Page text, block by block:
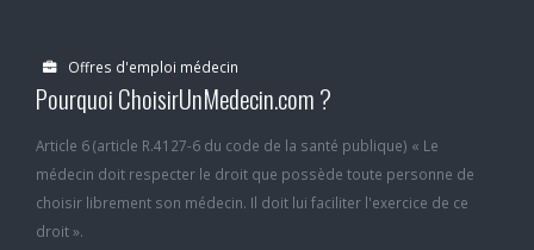
Offres d'emploi médecin
Pourquoi ChoisirUnMedecin.com ?
Article 6 (article R.4127-6 du code de la santé publique) « Le
médecin doit respecter le droit que possède toute personne de
choisir librement son médecin. Il doit lui faciliter l'exercice de ce
droit ».